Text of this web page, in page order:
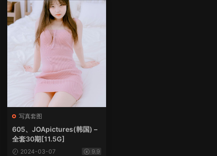
写真套图
605、JOApictures(韩国) –
全套30期[11.5G]
2024-03-07 9.9